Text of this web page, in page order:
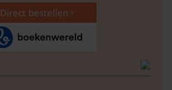
Direct bestellen